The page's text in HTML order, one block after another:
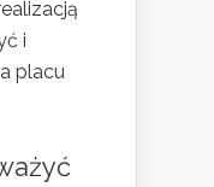
i
placu